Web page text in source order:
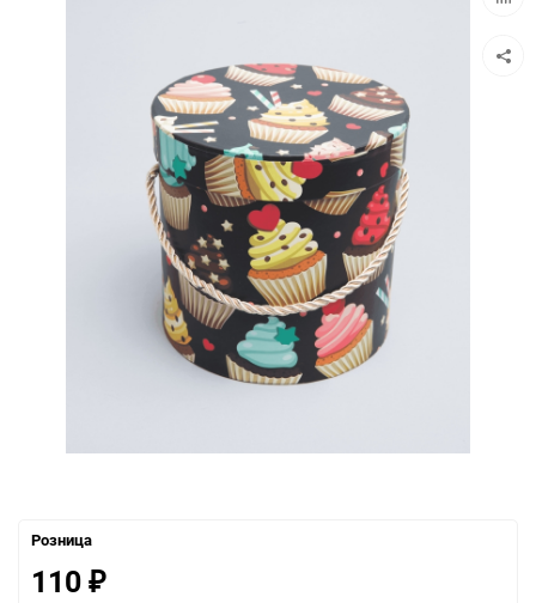
Розница
110 ₽